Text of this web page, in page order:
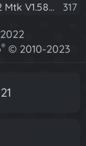
Kurulum+Crack 317
® © 2010-2023